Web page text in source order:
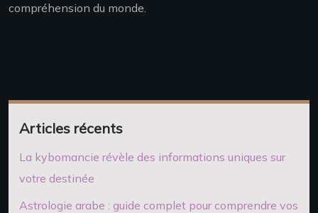
compréhension du monde.
Articles récents
La kybomancie révèle des informations uniques sur
votre destinée
Astrologie arabe : guide complet pour comprendre vos